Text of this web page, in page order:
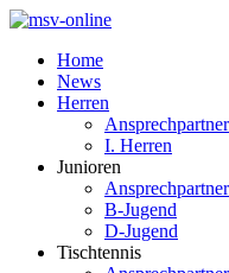
Home
News
Herren
I. Herren
Junioren
B-Jugend
D-Jugend
Tischtennis